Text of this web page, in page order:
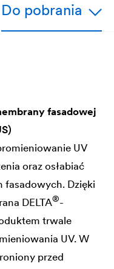
Do pobrania
fasadowej
UV
oraz osłabiać
fasadowych. Dzięki
DELTA®-
trwale
UV. W
przed